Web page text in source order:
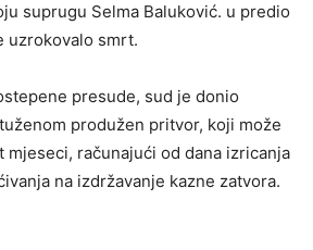
suprugu Selma Baluković. u predio
uzrokovalo smrt.
presude, sud je donio
produžen pritvor, koji može
mjeseci, računajući od dana izricanja
na izdržavanje kazne zatvora.